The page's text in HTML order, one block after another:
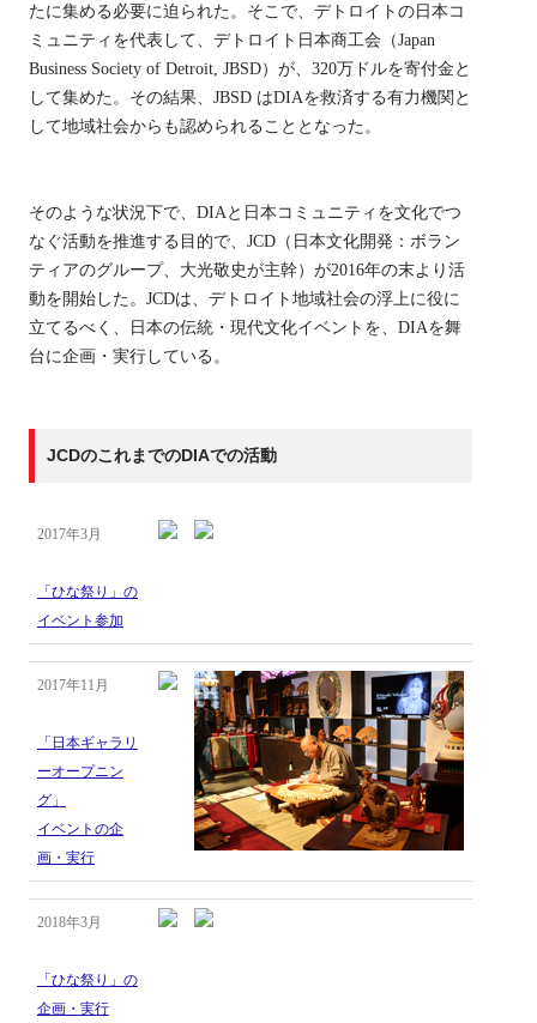
たに集める必要に迫られた。そこで、デトロイトの日本コ
ミュニティを代表して、デトロイト日本商工会（Japan
Business Society of Detroit, JBSD）が、320万ドルを寄付金と
して集めた。その結果、JBSD はDIAを救済する有力機関と
して地域社会からも認められることとなった。
そのような状況下で、DIAと日本コミュニティを文化でつ
なぐ活動を推進する目的で、JCD（日本文化開発：ボラン
ティアのグループ、大光敬史が主幹）が2016年の末より活
動を開始した。JCDは、デトロイト地域社会の浮上に役に
立てるべく、日本の伝統・現代文化イベントを、DIAを舞
台に企画・実行している。
JCDのこれまでのDIAでの活動
2017年3月
「ひな祭り」の
イベント参加
2017年11月
「日本ギャラリ
ーオープニン
グ」
イベントの企
画・実行
2018年3月
「ひな祭り」の
企画・実行